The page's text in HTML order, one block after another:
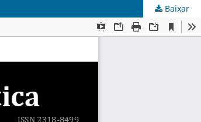
Baixar